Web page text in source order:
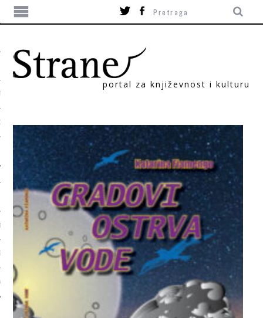
portal za književnost i kulturu